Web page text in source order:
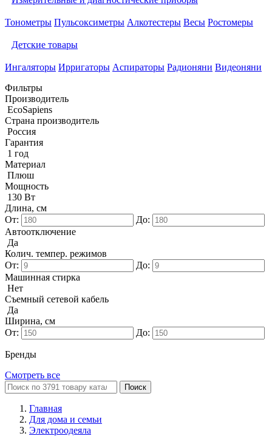
Тонометры Пульсоксиметры Алкотестеры Весы Ростомеры
Детские товары
Ингаляторы Ирригаторы Аспираторы Радионяни Видеоняни
Фильтры
Производитель
EcoSapiens
Страна производитель
Россия
Гарантия
1 год
Материал
Плюш
Мощность
130 Вт
Длина, см
От:
До:
Автоотключение
Да
Колич. темпер. режимов
От:
До:
Машинная стирка
Нет
Съемный сетевой кабель
Да
Ширина, см
От:
До:
Бренды
Смотреть все
Поиск
Главная
Для дома и семьи
Электроодеяла